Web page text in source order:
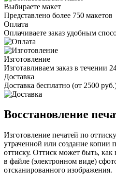
Выбираете макет
Представлено более 750 макетов
Оплата
Оплачиваете заказ удобным
Изготовление
Изготавливаем заказ в течении
Доставка
Доставка бесплатно (от 2500
Восстановление
Изготовление печатей по
утраченной или создание копии
оттиску. Оттиск может быть,
в файле (электронном виде)
отсканированного изображения.